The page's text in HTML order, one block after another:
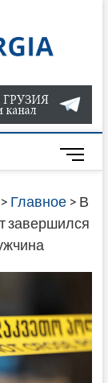
О
В
ГРУЗИИ
САЙТЕ
M
e
n
u
o
n
> Главное> В
завершился